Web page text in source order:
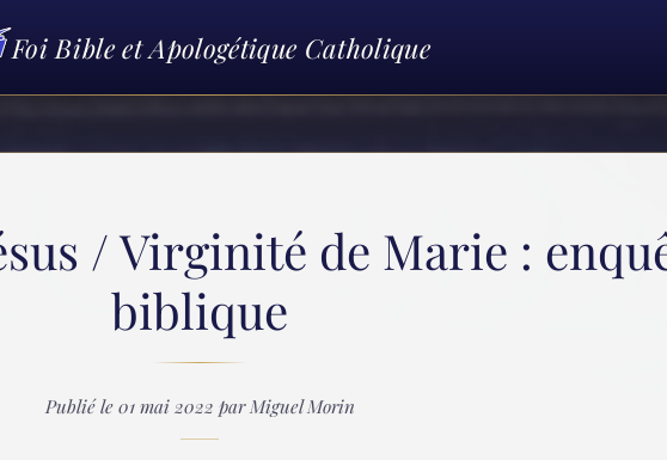
Foi Bible et Apologétique Catholique
/ Virginité de Marie :
biblique
Publié le 01 mai 2022 par Miguel Morin